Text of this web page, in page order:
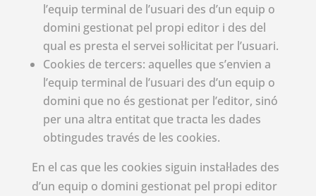
l’equip terminal de l’usuari des d’un equip o
domini gestionat pel propi editor i des del
qual es presta el servei sol·licitat per l’usuari.
Cookies de tercers: aquelles que s’envien a
l’equip terminal de l’usuari des d’un equip o
domini que no és gestionat per l’editor, sinó
per una altra entitat que tracta les dades
obtingudes través de les cookies.
En el cas que les cookies siguin instal·lades des
d’un equip o domini gestionat pel propi editor